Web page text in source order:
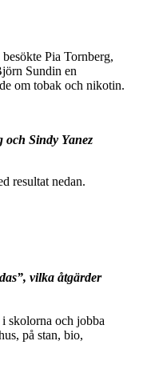
Pia Tornberg,
Sundin en
om tobak och nikotin.
och Sindy Yanez
resultat nedan.
vilka åtgärder
skolorna och jobba
på stan, bio,